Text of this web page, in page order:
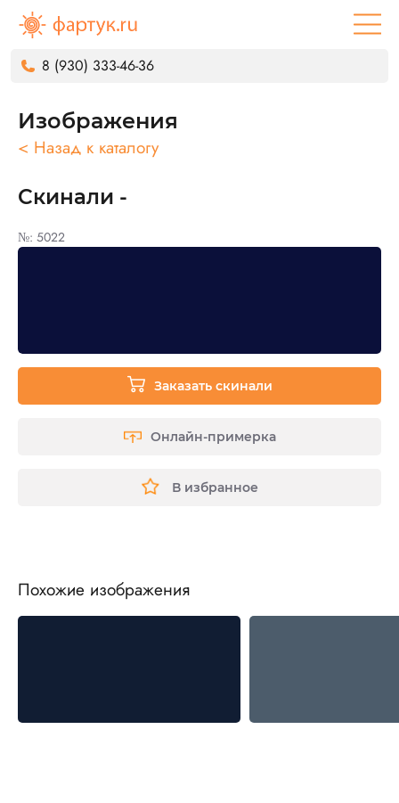
8 (930) 333-46-36
Изображения
< Назад к каталогу
Скинали -
№: 5022
Заказать скинали
Онлайн-примерка
В избранное
Похожие изображения